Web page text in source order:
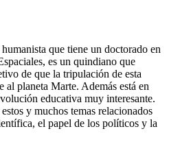
que tiene un doctorado en
es un quindiano que
de que la tripulación de esta
planeta Marte. Además está en
educativa muy interesante.
y muchos temas relacionados
el papel de los políticos y la